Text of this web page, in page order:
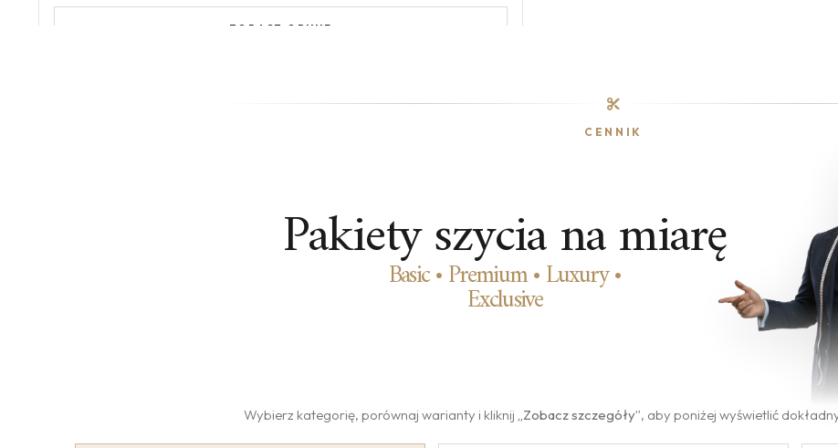
ZOBACZ OPINIE
CENNIK
Pakiety szycia na miarę
Basic • Premium • Luxury •
Exclusive
Wybierz kategorię, porównaj warianty i kliknij „Zobacz szczegóły”, aby poniżej wyświetlić